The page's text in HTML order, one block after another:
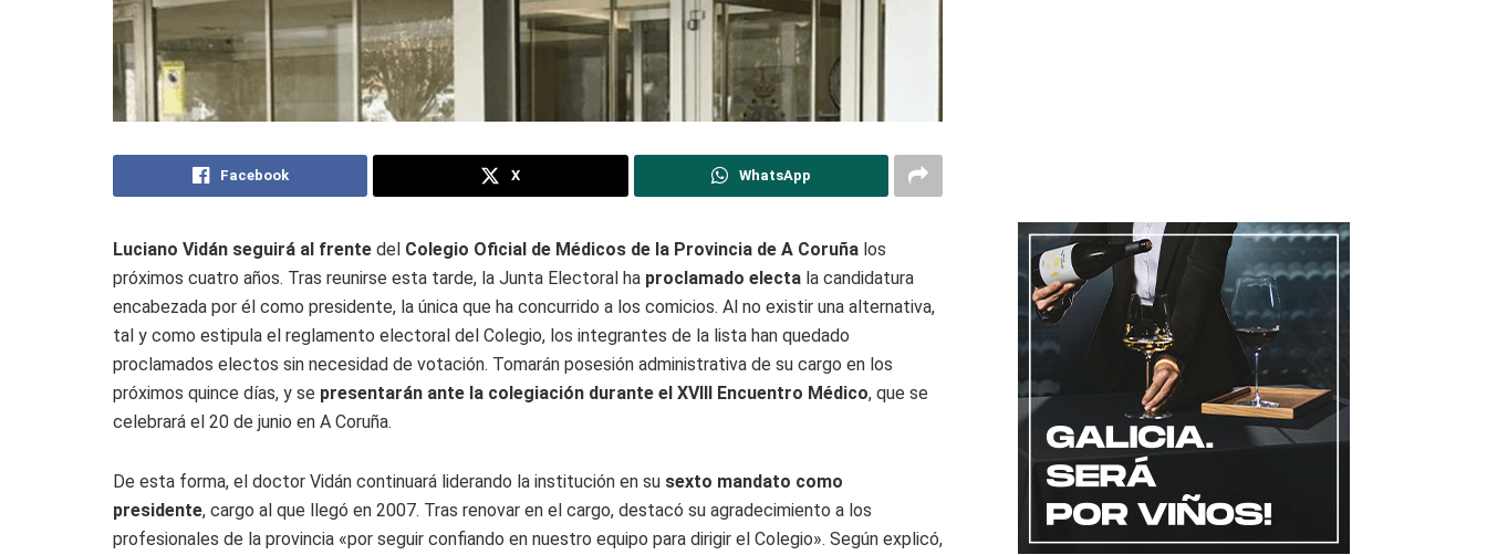
Facebook X WhatsApp
Luciano Vidán seguirá al frente del Colegio Oficial de Médicos de la Provincia de A Coruña los
próximos cuatro años. Tras reunirse esta tarde, la Junta Electoral ha proclamado electa la candidatura
encabezada por él como presidente, la única que ha concurrido a los comicios. Al no existir una alternativa,
tal y como estipula el reglamento electoral del Colegio, los integrantes de la lista han quedado
proclamados electos sin necesidad de votación. Tomarán posesión administrativa de su cargo en los
próximos quince días, y se presentarán ante la colegiación durante el XVIII Encuentro Médico, que se
celebrará el 20 de junio en A Coruña.
De esta forma, el doctor Vidán continuará liderando la institución en su sexto mandato como
presidente, cargo al que llegó en 2007. Tras renovar en el cargo, destacó su agradecimiento a los
profesionales de la provincia «por seguir confiando en nuestro equipo para dirigir el Colegio». Según explicó,